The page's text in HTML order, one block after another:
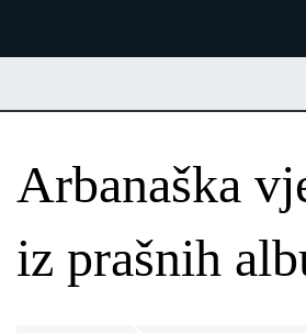
Arbanaška
iz prašnih